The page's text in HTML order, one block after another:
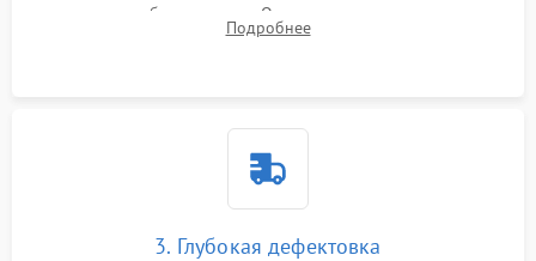
вспышки для безопасности. Очистка внутренних узлов от
пыли, песка и следов влаги с помощью спецсредств.
Подробнее
3. Глубокая дефектовка